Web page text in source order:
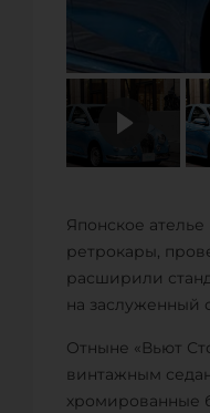
Японское
ретрокары,
расширили
на заслуженный
Отныне «Вьют
винтажным
хромированные